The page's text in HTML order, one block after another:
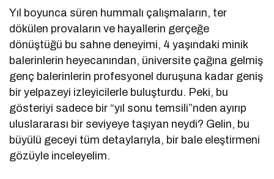
Yıl boyunca süren hummalı çalışmaların, ter
dökülen provaların ve hayallerin gerçeğe
dönüştüğü bu sahne deneyimi, 4 yaşındaki minik
balerinlerin heyecanından, üniversite çağına gelmiş
genç balerinlerin profesyonel duruşuna kadar geniş
bir yelpazeyi izleyicilerle buluşturdu. Peki, bu
gösteriyi sadece bir “yıl sonu temsili”nden ayırıp
uluslararası bir seviyeye taşıyan neydi? Gelin, bu
büyülü geceyi tüm detaylarıyla, bir bale eleştirmeni
gözüyle inceleyelim.